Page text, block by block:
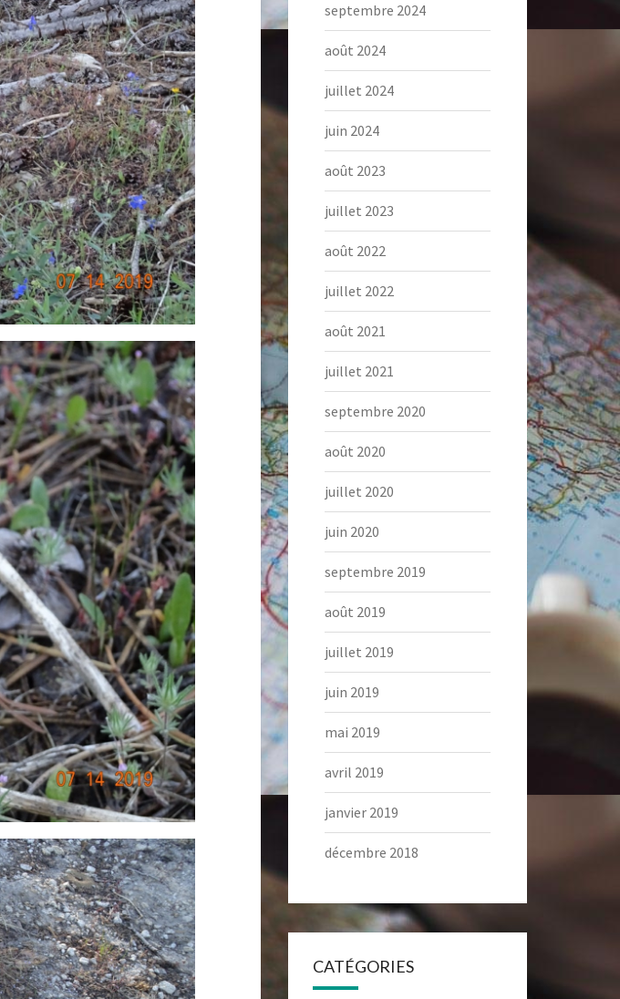
septembre 2024
août 2024
juillet 2024
juin 2024
août 2023
juillet 2023
août 2022
juillet 2022
août 2021
juillet 2021
septembre 2020
août 2020
juillet 2020
juin 2020
septembre 2019
août 2019
juillet 2019
juin 2019
mai 2019
avril 2019
janvier 2019
décembre 2018
CATÉGORIES